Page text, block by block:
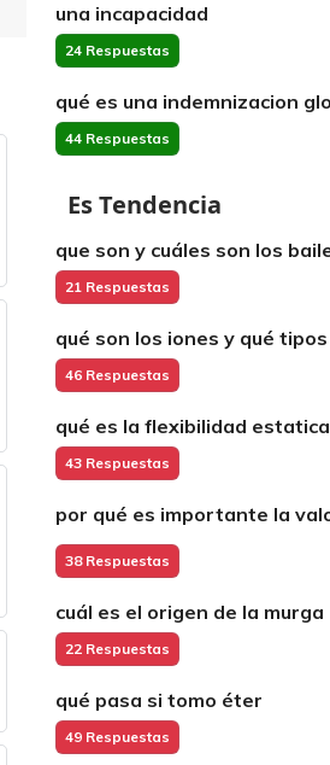
una incapacidad
24 Respuestas
qué es una indemnizacion
44 Respuestas
Es Tendencia
que son y cuáles son los
21 Respuestas
qué son los iones y qué
46 Respuestas
qué es la flexibilidad
43 Respuestas
por qué es importante la
38 Respuestas
cuál es el origen de la murga
22 Respuestas
qué pasa si tomo éter
49 Respuestas